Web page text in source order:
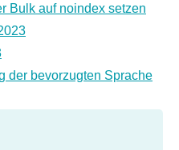
Bulk auf noindex setzen
der bevorzugten Sprache